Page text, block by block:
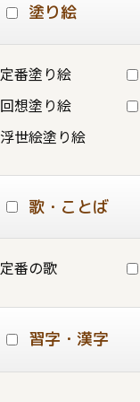
塗り絵
定番塗り絵
回想塗り絵
浮世絵塗り絵
歌・ことば
定番の歌
習字・漢字